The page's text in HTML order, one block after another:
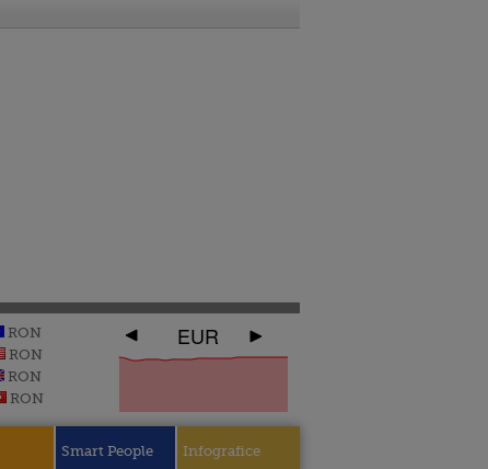
RON
RON
RON
RON
EUR
Smart People Infografice